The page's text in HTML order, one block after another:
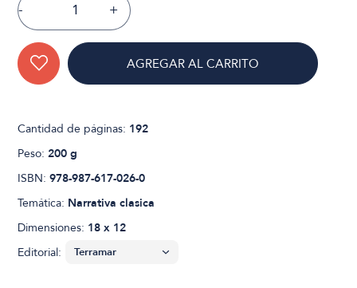
- +
AGREGAR AL CARRITO
Cantidad de páginas: 192
Peso:200 g
ISBN:978-987-617-026-0
Temática: Narrativa clasica
Dimensiones: 18 x 12
Editorial: